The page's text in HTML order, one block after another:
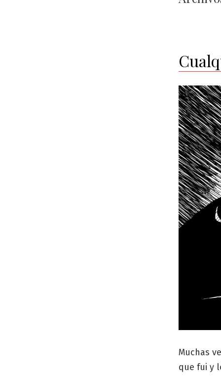
Muchas
que fui y